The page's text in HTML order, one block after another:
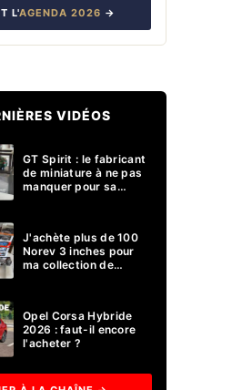
L'AGENDA 2026 →
VIDÉOS
GT Spirit : le fabricant
de miniature à ne pas
manquer pour sa
J'achète plus de 100
Norev 3 inches pour
ma collection de
Opel Corsa Hybride
2026 : faut-il encore
l'acheter ?